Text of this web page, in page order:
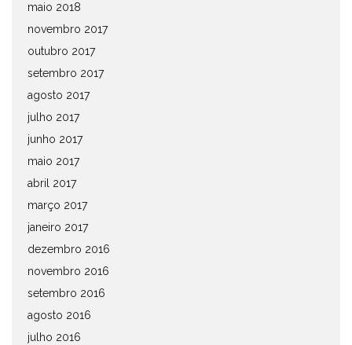
maio 2018
novembro 2017
outubro 2017
setembro 2017
agosto 2017
julho 2017
junho 2017
maio 2017
abril 2017
março 2017
janeiro 2017
dezembro 2016
novembro 2016
setembro 2016
agosto 2016
julho 2016